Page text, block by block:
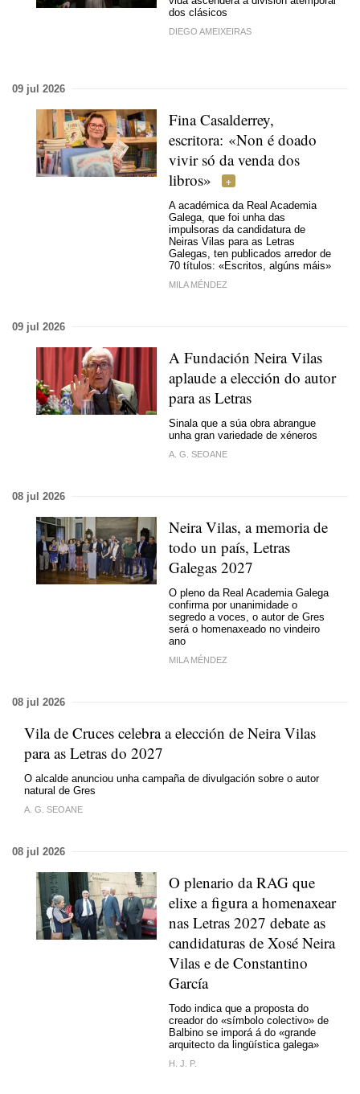
dos clásicos
DIEGO AMEIXEIRAS
09 jul 2026
Fina Casalderrey,
escritora: «Non é doado
vivir só da venda dos
libros»
A académica da Real Academia
Galega, que foi unha das
impulsoras da candidatura de
Neiras Vilas para as Letras
Galegas, ten publicados arredor de
70 títulos: «Escritos, algúns máis»
MILA MÉNDEZ
09 jul 2026
A Fundación Neira Vilas
aplaude a elección do autor
para as Letras
Sinala que a súa obra abrangue
unha gran variedade de xéneros
A. G. SEOANE
08 jul 2026
Neira Vilas, a memoria de
todo un país, Letras
Galegas 2027
O pleno da Real Academia Galega
confirma por unanimidade o
segredo a voces, o autor de Gres
será o homenaxeado no vindeiro
ano
MILA MÉNDEZ
08 jul 2026
Vila de Cruces celebra a elección de Neira Vilas
para as Letras do 2027
O alcalde anunciou unha campaña de divulgación sobre o autor
natural de Gres
A. G. SEOANE
08 jul 2026
O plenario da RAG que
elixe a figura a homenaxear
nas Letras 2027 debate as
candidaturas de Xosé Neira
Vilas e de Constantino
García
Todo indica que a proposta do
creador do «símbolo colectivo» de
Balbino se imporá á do «grande
arquitecto da lingüística galega»
H. J. P.